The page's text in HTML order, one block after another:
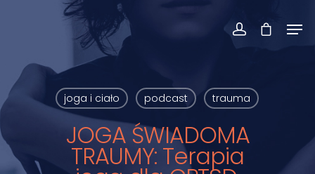
joga i ciało podcast trauma
JOGA ŚWIADOMA
TRAUMY: Terapia